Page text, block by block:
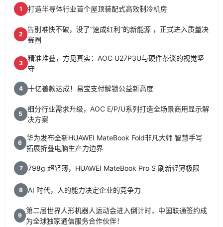
1 打造半导体行业首个屋顶装配式高效制冷机房
2
告别唯快不破，没了“速成红利”的新能源 ，正式进入质量决
赛圈
3
精准堆叠，方见真实：AOC U27P3U与硬件茶谈的视觉坚
守
4 十亿善款达成！易宝支付解锁公益新高度
5
细分行业需求升级，AOC E/P/U系列打造全场景商用显示解
决方案
6
华为发布全新HUAWEI MateBook Fold非凡大师 智慧手写
拓展折叠电脑生产力边界
7 798g 超轻薄，HUAWEI MateBook Pro S 刷新轻薄极限
8 AI 时代，人的能力决定企业的竞争力
9
第二届世界人形机器人运动会进入倒计时，中国联通签约成
为全球独家通信服务合作伙伴！